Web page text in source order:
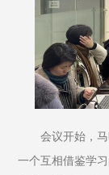
会议开始，
一个互相借鉴学